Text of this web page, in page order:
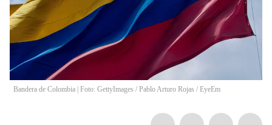
Bandera de Colombia | Foto: GettyImages / Pablo Arturo Rojas / EyeEm